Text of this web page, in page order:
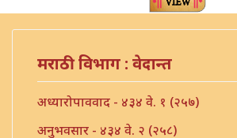
मराठी विभाग : वेदान्त
अध्यारोपाववाद - ४३४ वे. १ (२५७)
अनुभवसार - ४३४ वे. २ (२५८)